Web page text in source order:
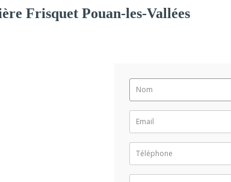
Frisquet Pouan-les-Vallées